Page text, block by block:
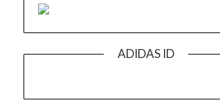
ADIDAS ID